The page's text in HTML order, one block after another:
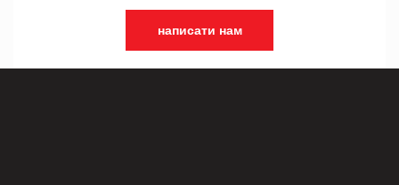
написати нам